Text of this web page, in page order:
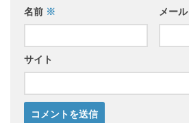
名前 ※ メール
サイト